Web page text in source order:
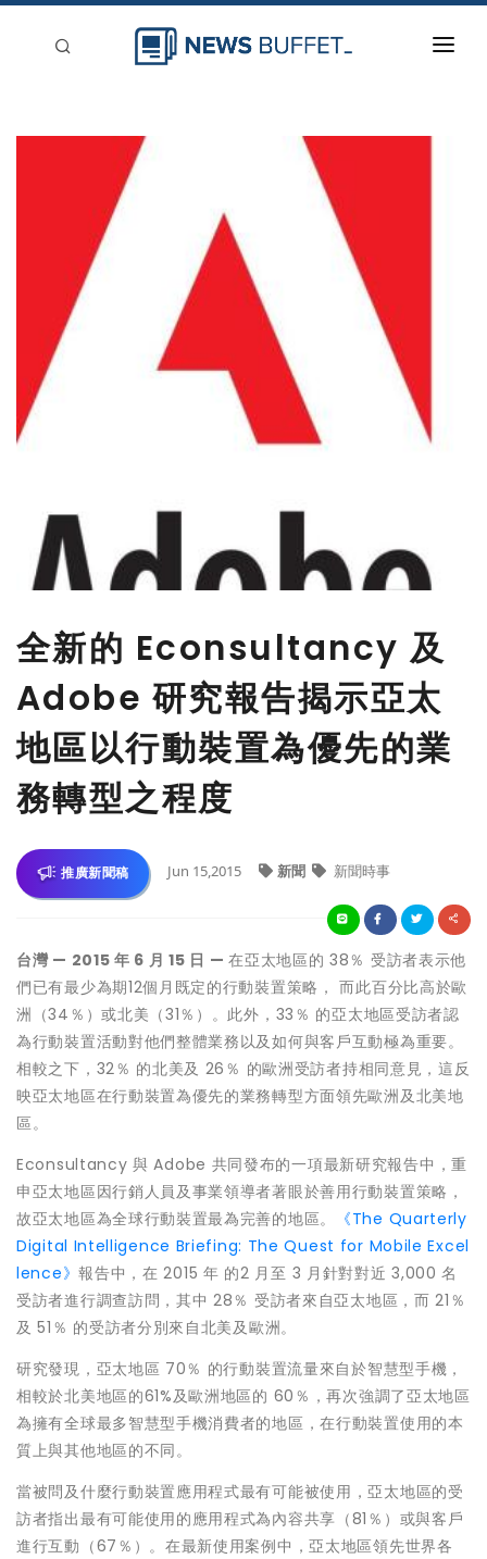
全新的 Econsultancy 及
Adobe 研究報告揭示亞太
地區以行動裝置為優先的業
務轉型之程度
推廣新聞稿 Jun 15,2015 新聞 新聞時事
台灣 — 2015年 6 月 15 日 — 在亞太地區的 38％ 受訪者表示他
們已有最少為期12個月既定的行動裝置策略， 而此百分比高於歐
洲（34％）或北美（31％）。此外，33％ 的亞太地區受訪者認
為行動裝置活動對他們整體業務以及如何與客戶互動極為重要。
相較之下，32％ 的北美及 26％ 的歐洲受訪者持相同意見，這反
映亞太地區在行動裝置為優先的業務轉型方面領先歐洲及北美地
區。
Econsultancy 與 Adobe 共同發布的一項最新研究報告中，重
申亞太地區因行銷人員及事業領導者著眼於善用行動裝置策略，
故亞太地區為全球行動裝置最為完善的地區。
《The Quarterly
Digital Intelligence Briefing: The Quest for Mobile Excel
lence》報告中，在 2015 年 的2 月至 3 月針對對近 3,000 名
受訪者進行調查訪問，其中 28％ 受訪者來自亞太地區，而 21％
及 51％ 的受訪者分別來自北美及歐洲。
研究發現，亞太地區 70％ 的行動裝置流量來自於智慧型手機，
相較於北美地區的61%及歐洲地區的 60％，再次強調了亞太地區
為擁有全球最多智慧型手機消費者的地區，在行動裝置使用的本
質上與其他地區的不同。
當被問及什麼行動裝置應用程式最有可能被使用，亞太地區的受
訪者指出最有可能使用的應用程式為內容共享（81％）或與客戶
進行互動（67％）。在最新使用案例中，亞太地區領先世界各